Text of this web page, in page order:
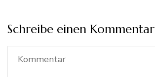
Schreibe einen Kommentar